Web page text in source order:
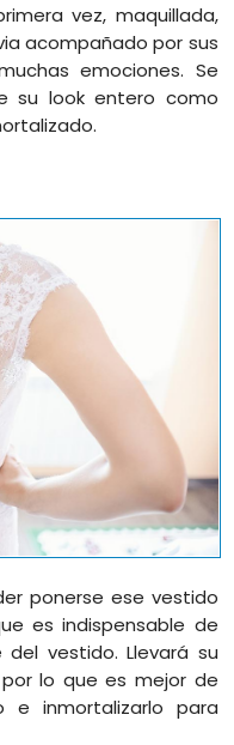
vez, maquillada,
acompañado por sus
emociones. Se
su look entero como
ponerse ese vestido
es indispensable de
vestido. Llevará su
lo que es mejor de
e inmortalizarlo para